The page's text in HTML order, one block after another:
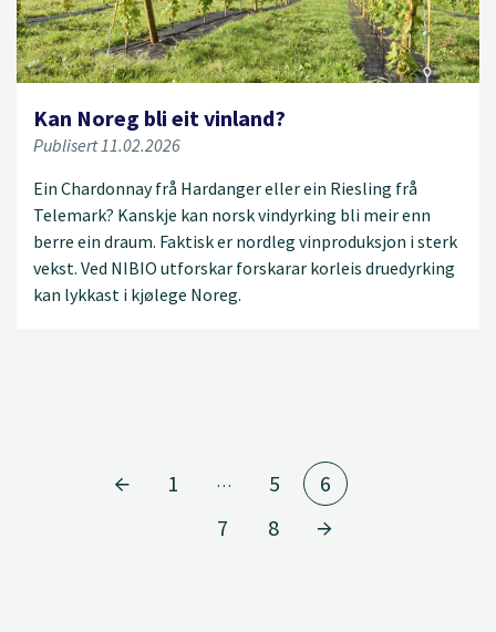
Kan Noreg bli eit vinland?
Publisert 11.02.2026
Ein Chardonnay frå Hardanger eller ein Riesling frå
Telemark? Kanskje kan norsk vindyrking bli meir enn
berre ein draum. Faktisk er nordleg vinproduksjon i sterk
vekst. Ved NIBIO utforskar forskarar korleis druedyrking
kan lykkast i kjølege Noreg.
1 … 5
6
7
8